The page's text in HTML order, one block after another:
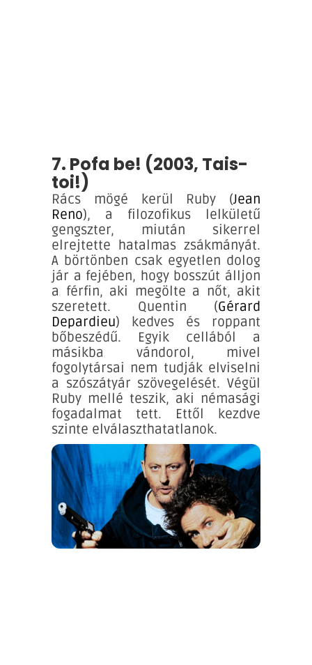
7. Pofa be! (2003, Tais-
toi!)
Rács mögé kerül Ruby (Jean
Reno), a filozofikus lelkületű
gengszter, miután sikerrel
elrejtette hatalmas zsákmányát.
A börtönben csak egyetlen dolog
jár a fejében, hogy bosszút álljon
a férfin, aki megölte a nőt, akit
szeretett. Quentin (Gérard
Depardieu) kedves és roppant
bőbeszédű. Egyik cellából a
másikba vándorol, mivel
fogolytársai nem tudják elviselni
a szószátyár szövegelését. Végül
Ruby mellé teszik, aki némasági
fogadalmat tett. Ettől kezdve
szinte elválaszthatatlanok.